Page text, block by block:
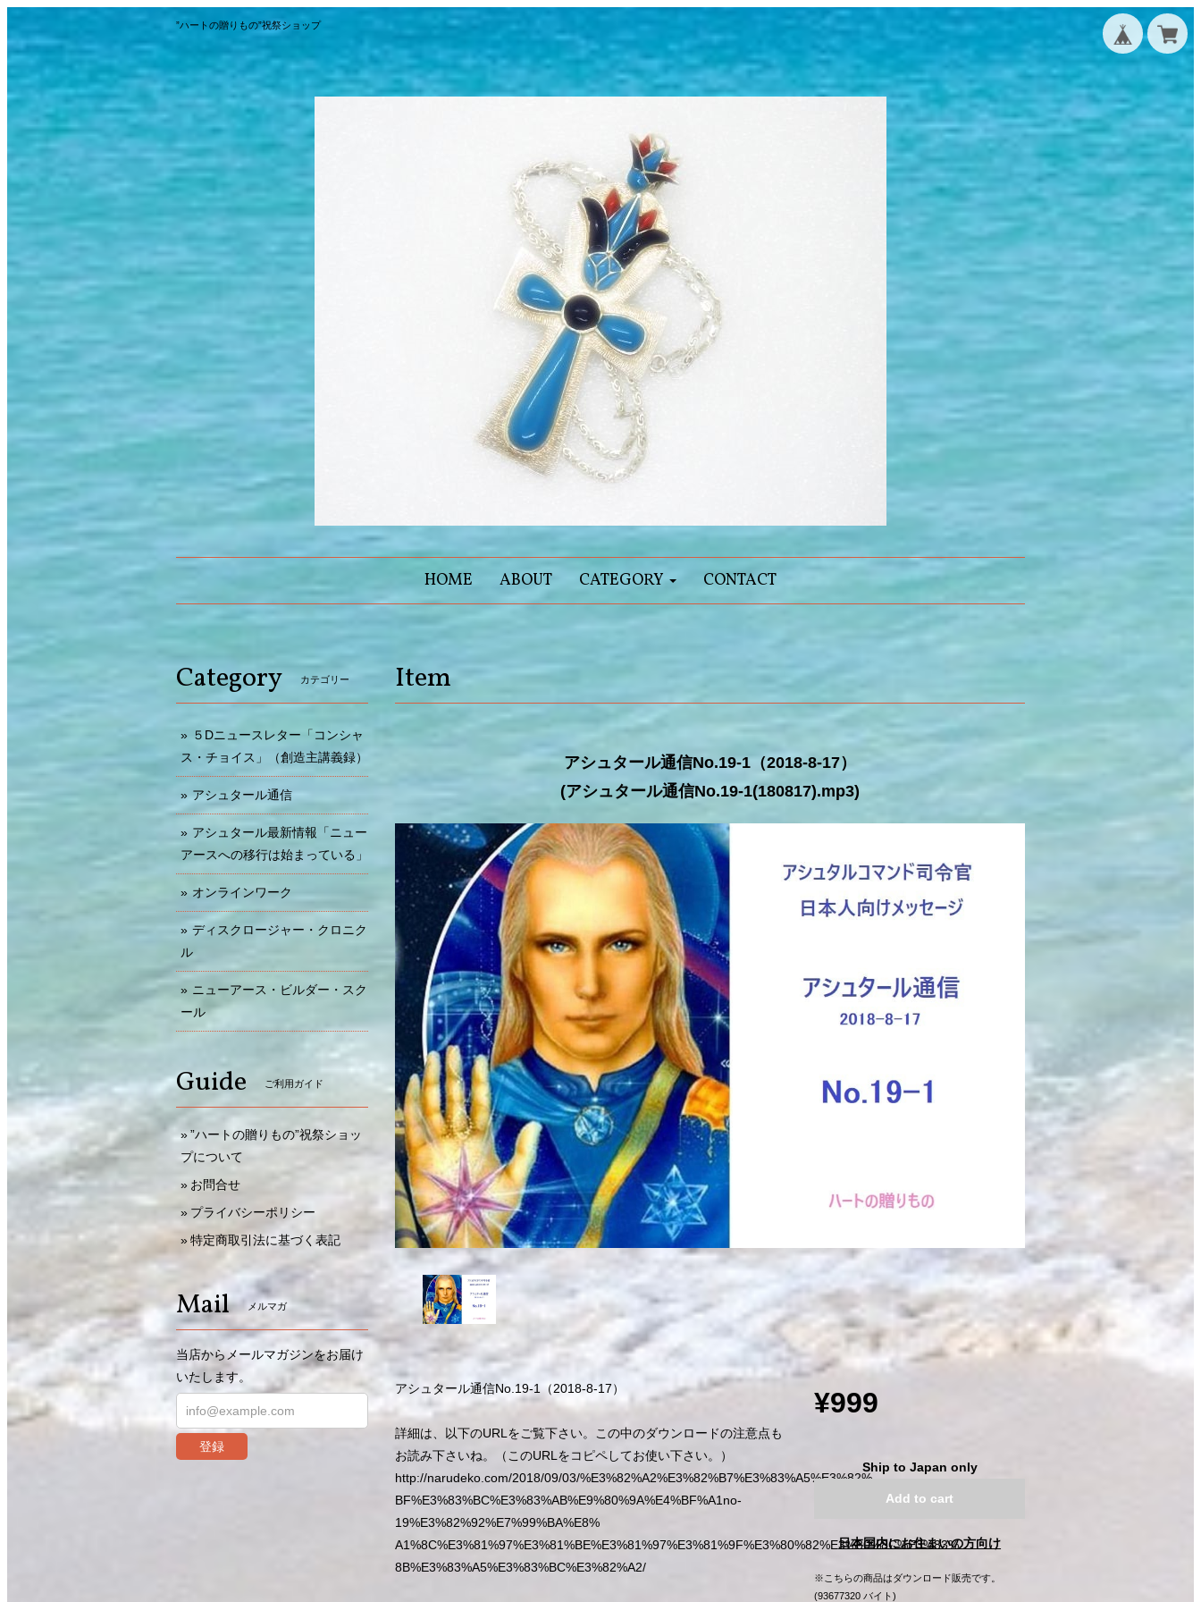
”ハートの贈りもの”祝祭ショップ
HOME ABOUT CATEGORY CONTACT
Item
アシュタール通信No.19-1（2018-8-17）
(アシュタール通信No.19-1(180817).mp3)
アシュタール通信No.19-1（2018-8-17）
詳細は、以下のURLをご覧下さい。この中のダウンロードの注意点も
お読み下さいね。（このURLをコピペしてお使い下さい。）
http://narudeko.com/2018/09/03/%E3%82%A2%E3%82%B7%E3%83%A5%E3%82%
BF%E3%83%BC%E3%83%AB%E9%80%9A%E4%BF%A1no-
19%E3%82%92%E7%99%BA%E8%
A1%8C%E3%81%97%E3%81%BE%E3%81%97%E3%81%9F%E3%80%82%E3%80%8C%E3%83%
8B%E3%83%A5%E3%83%BC%E3%82%A2/
¥999
Ship to Japan only
Add to cart
日本国内にお住まいの方向け
※こちらの商品はダウンロード販売です。
(93677320 バイト)
Category カテゴリー
５Dニュースレター「コンシャ
ス・チョイス」（創造主講義録）
アシュタール通信
アシュタール最新情報「ニュー
アースへの移行は始まっている」
オンラインワーク
ディスクロージャー・クロニク
ル
ニューアース・ビルダー・スク
ール
Guide ご利用ガイド
”ハートの贈りもの”祝祭ショッ
プについて
お問合せ
プライバシーポリシー
特定商取引法に基づく表記
Mail メルマガ
当店からメールマガジンをお届け
いたします。
登録